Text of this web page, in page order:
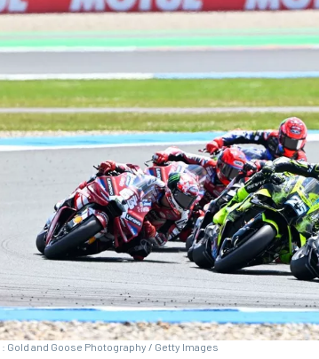
: Gold and Goose Photography / Getty Images